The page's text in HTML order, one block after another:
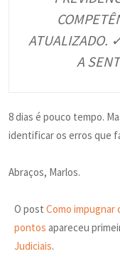
ATUALIZADO.
A
8 dias é pouco tempo.
identificar os erros que
Abraços, Marlos.
O post Como impugnar
pontos apareceu
Judiciais.